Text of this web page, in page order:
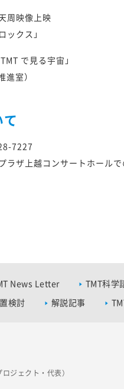
周映像上映
ックス」
で見る宇宙」
進室）
7227
ザ上越コンサートホールで
News Letter TMT科学
検討 解説記事
ジェクト・代表）